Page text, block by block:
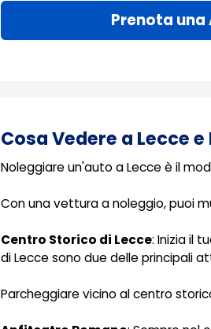
Prenota
Cosa Vedere a Lecce
Noleggiare un'auto a Lecce è il
Con una vettura a noleggio, puoi
Centro Storico di Lecce: Inizia il
di Lecce sono due delle principali
Parcheggiare vicino al centro